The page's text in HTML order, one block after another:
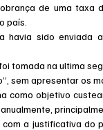
de uma taxa
país.
havia sido enviada
tomada na ultima
sem apresentar os
como objetivo
a justificativa do